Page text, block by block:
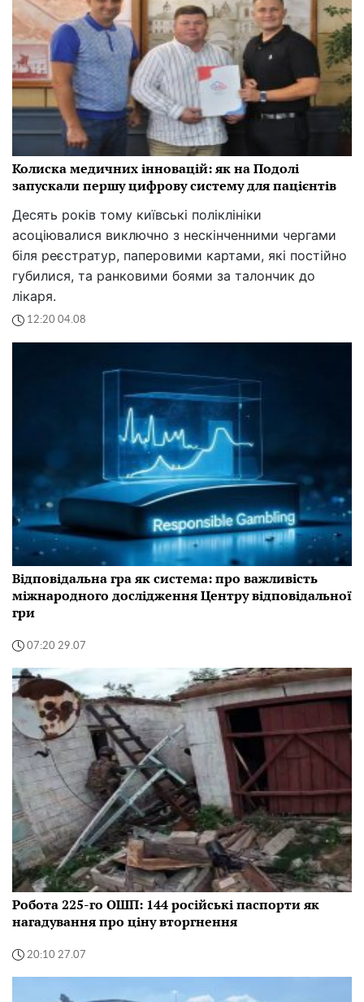
Колиска медичних інновацій: як на Подолі
запускали першу цифрову систему для пацієнтів
Десять років тому київські поліклініки
асоціювалися виключно з нескінченними чергами
біля реєстратур, паперовими картами, які постійно
губилися, та ранковими боями за талончик до
лікаря.
12:20 04.08
Відповідальна гра як система: про важливість
міжнародного дослідження Центру відповідальної
гри
07:20 29.07
Робота 225-го ОШП: 144 російські паспорти як
нагадування про ціну вторгнення
20:10 27.07